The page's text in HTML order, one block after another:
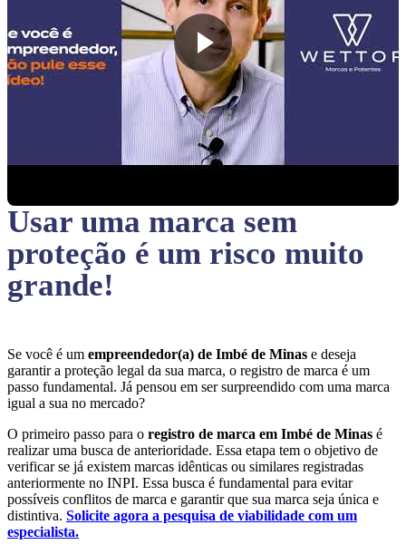
Usar uma marca sem
proteção é um risco muito
grande!
Se você é um empreendedor(a) de Imbé de Minas e deseja
garantir a proteção legal da sua marca, o registro de marca é um
passo fundamental. Já pensou em ser surpreendido com uma marca
igual a sua no mercado?
O primeiro passo para o registro de marca em Imbé de Minas é
realizar uma busca de anterioridade. Essa etapa tem o objetivo de
verificar se já existem marcas idênticas ou similares registradas
anteriormente no INPI. Essa busca é fundamental para evitar
possíveis conflitos de marca e garantir que sua marca seja única e
distintiva. Solicite agora a pesquisa de viabilidade com um
especialista.